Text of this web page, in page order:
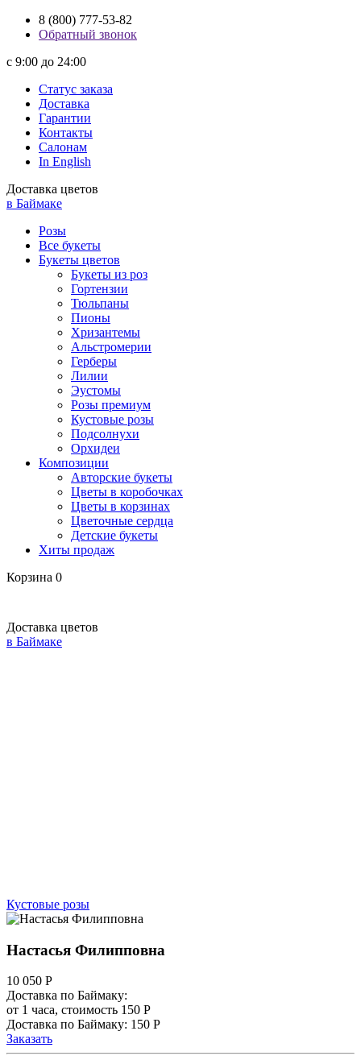
8 (800) 777-53-82
Обратный звонок
с 9:00 до 24:00
Статус заказа
Доставка
Гарантии
Контакты
Салонам
In English
Доставка цветов
в Баймаке
Розы
Все букеты
Букеты цветов
Букеты из роз
Гортензии
Тюльпаны
Пионы
Хризантемы
Альстромерии
Герберы
Лилии
Эустомы
Розы премиум
Кустовые розы
Подсолнухи
Орхидеи
Композиции
Авторские букеты
Цветы в коробочках
Цветы в корзинах
Цветочные сердца
Детские букеты
Хиты продаж
Корзина 0
Доставка цветов
в Баймаке
Кустовые розы
Настасья Филипповна
10 050 Р
Доставка по Баймаку:
от 1 часа, стоимость 150 Р
Доставка по Баймаку: 150 Р
Заказать